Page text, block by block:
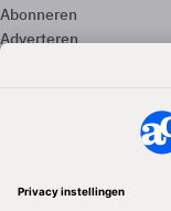
Abonneren
Adverteren
Volg ons